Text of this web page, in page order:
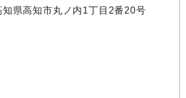
県高知市丸ノ内1丁目2番20号